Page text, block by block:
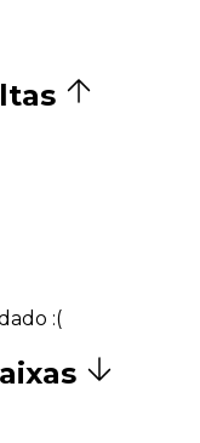
:(